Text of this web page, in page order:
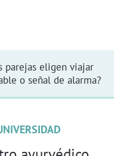
parejas eligen viajar
o señal de alarma?